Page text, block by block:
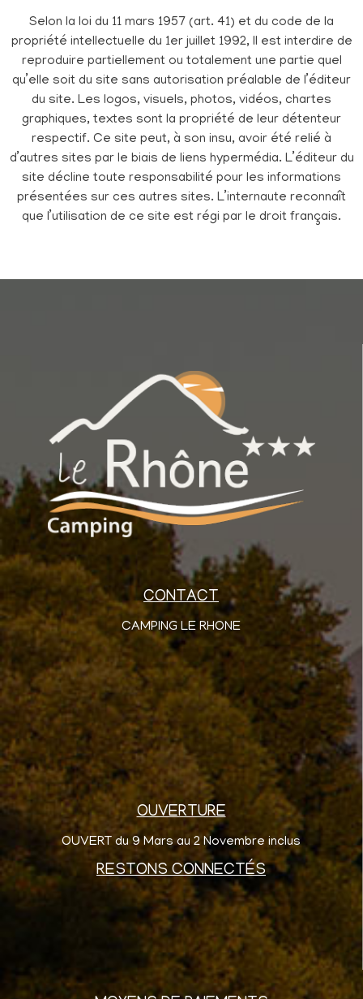
Selon la loi du 11 mars 1957 (art. 41) et du code de la
propriété intellectuelle du 1er juillet 1992, Il est interdire de
reproduire partiellement ou totalement une partie quel
qu’elle soit du site sans autorisation préalable de l’éditeur
du site. Les logos, visuels, photos, vidéos, chartes
graphiques, textes sont la propriété de leur détenteur
respectif. Ce site peut, à son insu, avoir été relié à
d’autres sites par le biais de liens hypermédia. L’éditeur du
site décline toute responsabilité pour les informations
présentées sur ces autres sites. L’internaute reconnaît
que l’utilisation de ce site est régi par le droit français.
CONTACT
CAMPING LE RHONE
OUVERTURE
OUVERT du 9 Mars au 2 Novembre inclus
RESTONS CONNECTÉS